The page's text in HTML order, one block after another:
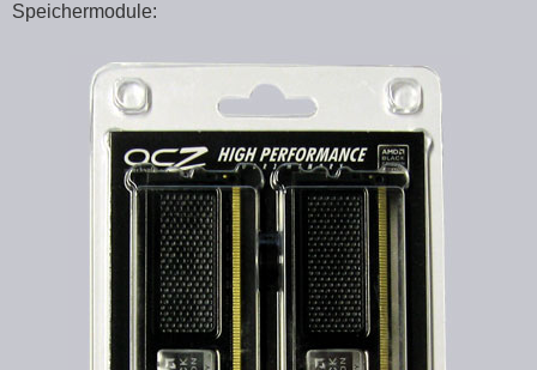
Speichermodule: